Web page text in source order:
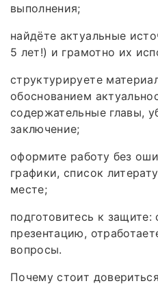
выполнения;
найдёте актуальные
5 лет!) и грамотно их
структурируете
обоснованием
содержательные главы,
заключение;
оформите работу без
графики, список
месте;
подготовитесь к защите:
презентацию,
вопросы.
Почему стоит